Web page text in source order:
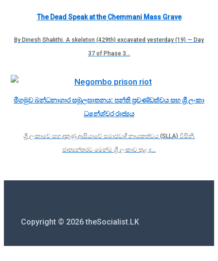
The Dead Speak at the Chemmani Mass Grave
By Dinesh Shakthi. A skeleton (429th) excavated yesterday (19) — Day
37 of Phase 3…
මීගමුව බන්ධනාගාර සමූලඝාතනය: පන්ති ප්‍රචණ්ඩත්වය සහ ශ්‍රී ලංකා
ධනේශ්වර රාජ්‍යය
ශ්‍රී ලංකාවේ සහ දකුණු ආසියාවේ සමාජවාදී නායකත්වය (SLLA) විසිනි.
ජාත්‍යන්තරව මෙන්ම ශ්‍රී ලංකාව තුළ ද…
Copyright © 2026 theSocialist.LK